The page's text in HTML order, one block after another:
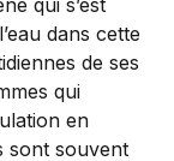
qui s’est
dans cette
de ses
qui
en
sont souvent